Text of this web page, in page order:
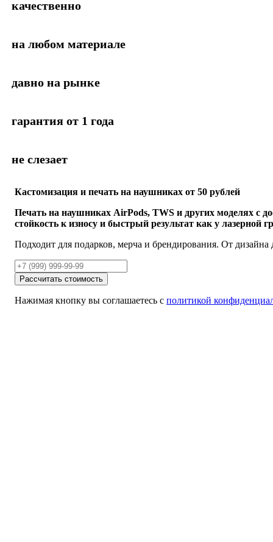
качественно
на любом материале
давно на рынке
гарантия от 1 года
не слезает
Кастомизация и печать на наушниках от 50 рублей
Печать на наушниках AirPods, TWS и других моделях с
стойкость к износу и быстрый результат как у лазерной
Подходит для подарков, мерча и брендирования. От
Рассчитать стоимость
Нажимая кнопку вы соглашаетесь с политикой